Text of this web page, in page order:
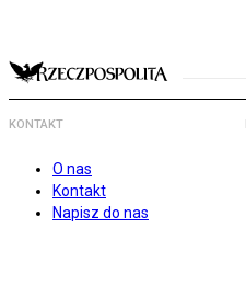
KONTAKT
O nas
Kontakt
Napisz do nas